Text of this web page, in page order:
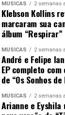
MÚSICAS 2 semanas
Klebson Kollins
marcaram sua
álbum “Respirar”
MÚSICAS 2 semanas
André e Felipe
EP completo
de “Os Sonhos de
MÚSICAS 2 semanas
Arianne e Eyshila